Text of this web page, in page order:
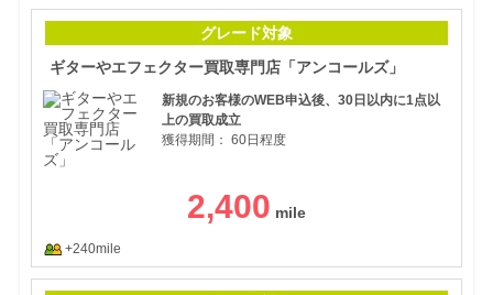
グレード対象
ギターやエフェクター買取専門店「アンコールズ」
新規のお客様のWEB申込後、30日以内に1点以
上の買取成立
獲得期間： 60日程度
2,400
+240mile